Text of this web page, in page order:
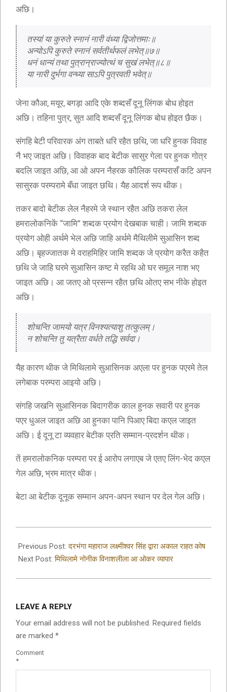
अछि।
तस्यां या कुरुते स्नानं नारी वंध्या द्विजोत्तमाः॥
अन्योऽपि कुरुते स्नानं सर्वतीर्थफलं लभेत्॥७॥
धनं धान्यं तथा पुत्रान्राज्योत्थं च सुखं लभेत्॥८॥
या नारी दुर्भगा वन्ध्या साऽपि पुत्रवती भवेत्॥
जेना कौआ, मयूर, बगड़ा आदि एके शब्दसँ दूनू लिंगक बोध होइत
अछि। तहिना पुत्र, सुत आदि शब्दसँ दूनू लिंगक बोध होइत छैक।
संगहि बेटी परिवारक अंग ताबते धरि रहैत छथि, जा धरि हुनक विवाह
नै भए जाइत अछि। विवाहक बाद बेटीक सासुर गेला पर हुनक गोत्र
बदलि जाइत अछि, आ ओ अपन नैहरक कौलिक परम्परासँ कटि अपन
सासुरक परम्परामे बँधा जाइत छथि। यैह आदर्श रूप थीक।
तकर बादो बेटीक लेल नैहरमे जे स्थान रहैत अछि तकरा लेल
हमरालोकनिकें “जामि” शब्दक प्रयोग देखबाक चाही। जामि शब्दक
प्रयोग ओही अर्थमे भेल अछि जाहि अर्थमे मैथिलीमे सुआसिन शब्द
अछि। बृहज्जातक मे वराहमिहिर जामि शब्दक जे प्रयोग करैत कहैत
छथि जे जाहि घरमे सुआसिन कष्ट मे रहथि ओ घर समूल नाश भए
जाइत अछि। आ जतए ओ प्रसन्न रहैत छथि ओतए सभ नीके होइत
अछि।
शोचन्ति जामयो यत्र विनश्यत्याशु तत्कुलम्।
न शोचन्ति तु यत्रैता वर्धते तद्धि सर्वदा।
यैह कारण थीक जे मिथिलामे सुआसिनक अएला पर हुनक पएरमे तेल
लगेबाक परम्परा आइयो अछि।
संगहि जखनि सुआसिनक बिदागरीक काल हुनक सवारी पर हुनक
पएर धुअल जाइत अछि आ हुनका पानि पिआए बिदा कएल जाइत
अछि। ई दूनू टा व्यवहार बेटीक प्रति सम्मान-प्रदर्शन थीक।
तें हमरालोकनिक परम्परा पर ई आरोप लगाएब जे एतए लिंग-भेद कएल
गेल अछि, भ्रम मात्र थीक।
बेटा आ बेटीक दूनूक सम्मान अपन-अपन स्थान पर देल गेल अछि।
09-
23
Previous Post:दरभंगा महाराज लक्ष्मीश्वर सिंह द्वारा अकाल राहत कोष
Next Post:मिथिलामे नोनीक विनाशलीला आ ओकर व्यापार
LEAVE A REPLY
Your email address will not be published. Required fields
are marked *
Comment
*